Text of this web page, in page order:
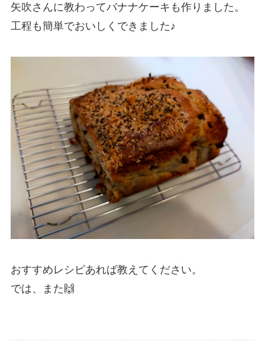
矢吹さんに教わってバナナケーキも作りました。
工程も簡単でおいしくできました♪
おすすめレシピあれば教えてください。
では、また🙌